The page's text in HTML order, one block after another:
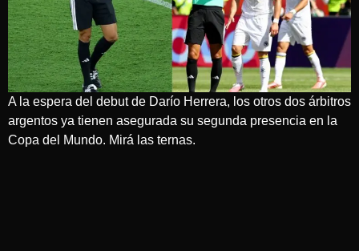
A la espera del debut de Darío Herrera, los otros dos árbitros
argentos ya tienen asegurada su segunda presencia en la
Copa del Mundo. Mirá las ternas.